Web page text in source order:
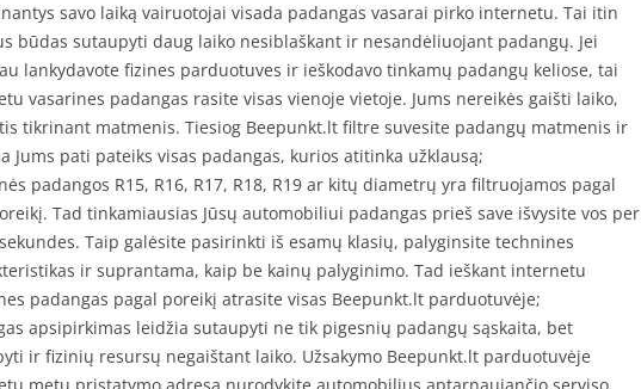
savo laiką vairuotojai visada padangas vasarai pirko internetu. Tai itin
būdas sutaupyti daug laiko nesiblaškant ir nesandėliuojant padangų. Jei
lankydavote fizines parduotuves ir ieškodavo tinkamų padangų keliose, tai
vasarines padangas rasite visas vienoje vietoje. Jums nereikės gaišti laiko,
tikrinant matmenis. Tiesiog Beepunkt.lt filtre suvesite padangų matmenis ir
Jums pati pateiks visas padangas, kurios atitinka užklausą;
padangos R15, R16, R17, R18, R19 ar kitų diametrų yra filtruojamos pagal
Tad tinkamiausias Jūsų automobiliui padangas prieš save išvysite vos per
Taip galėsite pasirinkti iš esamų klasių, palyginsite technines
ir suprantama, kaip be kainų palyginimo. Tad ieškant internetu
padangas pagal poreikį atrasite visas Beepunkt.lt parduotuvėje;
apsipirkimas leidžia sutaupyti ne tik pigesnių padangų sąskaita, bet
ir fizinių resursų negaištant laiko. Užsakymo Beepunkt.lt parduotuvėje